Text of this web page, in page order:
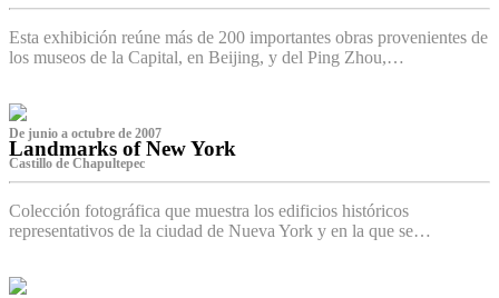
Esta exhibición reúne más de 200 importantes obras provenientes de
los museos de la Capital, en Beijing, y del Ping Zhou,…
De junio a octubre de 2007
Landmarks of New York
Castillo de Chapultepec
Colección fotográfica que muestra los edificios históricos
representativos de la ciudad de Nueva York y en la que se…